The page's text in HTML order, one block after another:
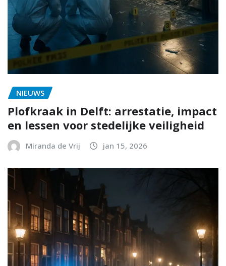
NIEUWS
Plofkraak in Delft: arrestatie, impact
en lessen voor stedelijke veiligheid
Miranda de Vrij jan 15, 2026